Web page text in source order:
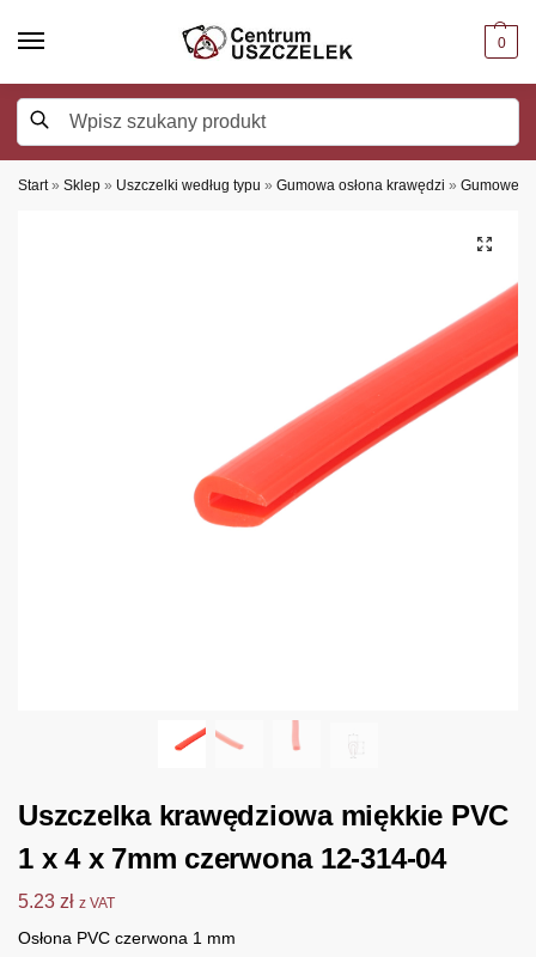
0
Start » Sklep » Uszczelki według typu » Gumowa osłona krawędzi » Gumowe
Uszczelka krawędziowa miękkie PVC
1 x 4 x 7mm czerwona 12-314-04
5.23 zł z VAT
Osłona PVC czerwona 1 mm